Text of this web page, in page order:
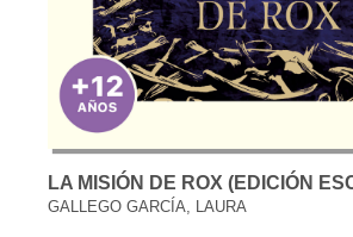
LA MISIÓN DE ROX (EDICIÓN
GALLEGO GARCÍA, LAURA